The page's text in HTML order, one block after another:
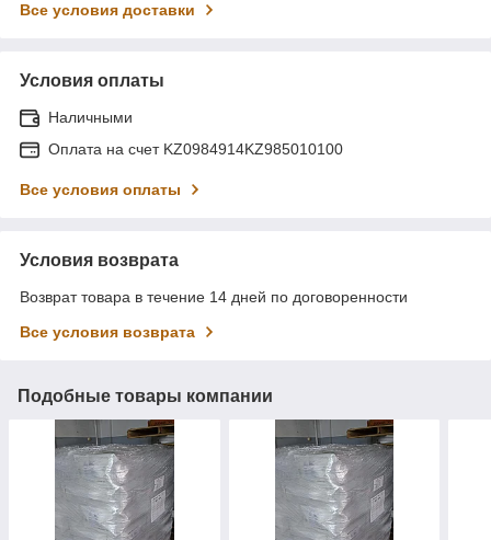
Все условия доставки
Условия оплаты
Наличными
Оплата на счет KZ0984914KZ985010100
Все условия оплаты
Условия возврата
Возврат товара в течение 14 дней по договоренности
Все условия возврата
Подобные товары компании